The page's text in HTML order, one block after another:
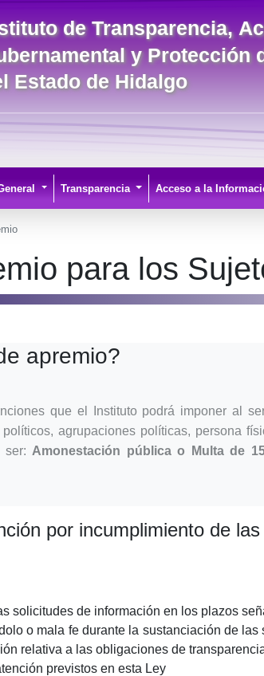
de Transparencia,
y Protección
Estado de Hidalgo
Transparencia Acceso a la
para los
apremio?
que el Instituto podrá imponer al
agrupaciones políticas, persona
ser: Amonestación pública o Multa de
por incumplimiento de
solicitudes de información en los plazos
o mala fe durante la sustanciación de
relativa a las obligaciones de
previstos en esta Ley